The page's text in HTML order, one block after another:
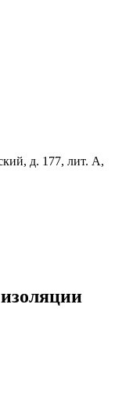
д. 177, лит. А,